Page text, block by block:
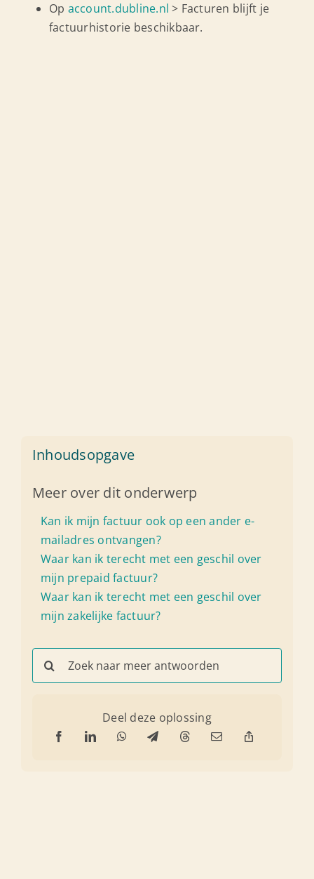
Op account.dubline.nl > Facturen blijft je
factuurhistorie beschikbaar.
Inhoudsopgave
Meer over dit onderwerp
Kan ik mijn factuur ook op een ander e-
mailadres ontvangen?
Waar kan ik terecht met een geschil over
mijn prepaid factuur?
Waar kan ik terecht met een geschil over
mijn zakelijke factuur?
Deel deze oplossing